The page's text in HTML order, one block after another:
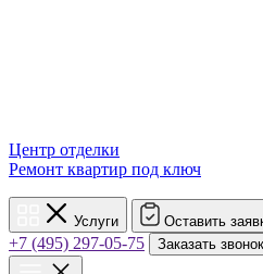
Центр отделки
Ремонт квартир под ключ
Услуги Оставить
+7 (495) 297-05-75
Заказать звонок